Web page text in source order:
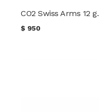
CO2 Swiss Arms 12 g.
$ 950